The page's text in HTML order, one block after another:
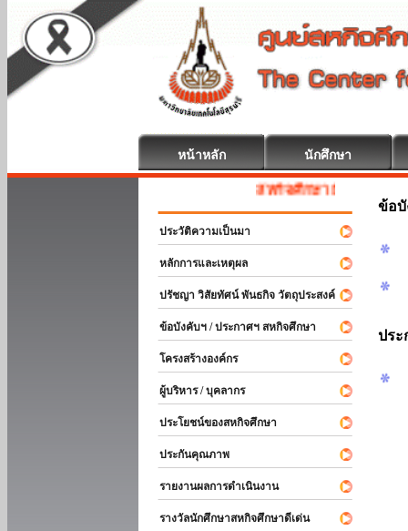
หน้าหลัก นักศึกษา
สหกิจศึกษา ยินดีต้อนรับ
ประวัติความเป็นมา
หลักการและเหตุผล
ปรัชญา วิสัยทัศน์ พันธกิจ วัตถุประสงค์
ข้อบังคับฯ / ประกาศฯ สหกิจศึกษา
โครงสร้างองค์กร
ผู้บริหาร / บุคลากร
ประโยชน์ของสหกิจศึกษา
ประกันคุณภาพ
รายงานผลการดำเนินงาน
รางวัลนักศึกษาสหกิจศึกษาดีเด่น
ข้อ
ประ